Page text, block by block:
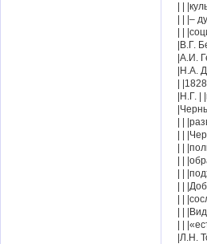
| |
| | |–
| |
|В.Г.
|А.И.
|Н.А.
|
|Н.Г.
| |
| |
| |
| |
| |
| |
| |
| |
| |
|Л.Н.